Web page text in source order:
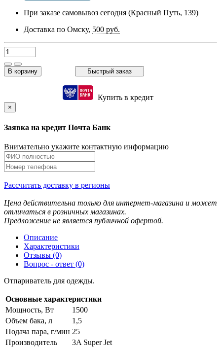
При заказе самовывоз сегодня (Красный Путь, 139)
Доставка по Омску, 500 руб.
В корзину Быстрый заказ
Купить в кредит
×
Заявка на кредит Почта Банк
Внимательно укажите контактную информацию
Рассчитать доставку в регионы
Цена действительна только для интернет-магазина и может
отличаться в розничных магазинах.
Предложение не является публичной офертой.
Описание
Характеристики
Отзывы (0)
Вопрос - ответ (0)
Отпариватель для одежды.
Основные характеристики
Мощность, Вт
1500
Объем бака, л
1,5
Подача пара, г/мин 25
Производитель
3A Super Jet